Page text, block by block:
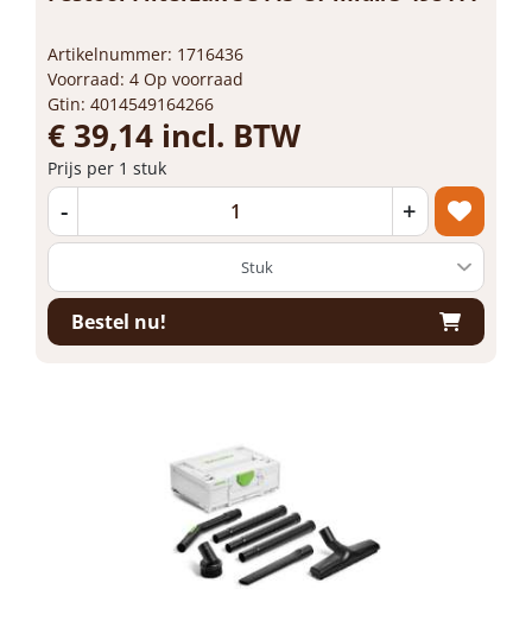
Artikelnummer: 1716436
Voorraad: 4 Op voorraad
Gtin: 4014549164266
€ 39,14 incl. BTW
Prijs per 1 stuk
- +
Bestel nu!